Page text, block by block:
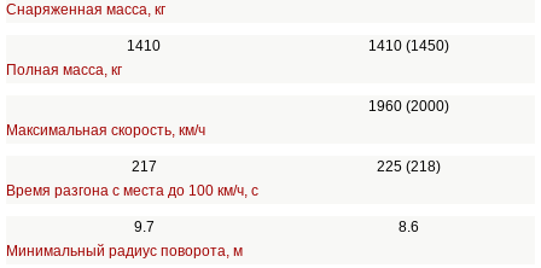
Снаряженная масса, кг
1410
1410 (1450)
Полная масса, кг
1960 (2000)
Максимальная скорость, км/ч
217
225 (218)
Время разгона с места до 100 км/ч, с
9.7
8.6
Минимальный радиус поворота, м